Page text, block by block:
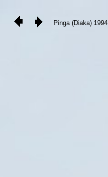
Pinga (Diaka) 1994